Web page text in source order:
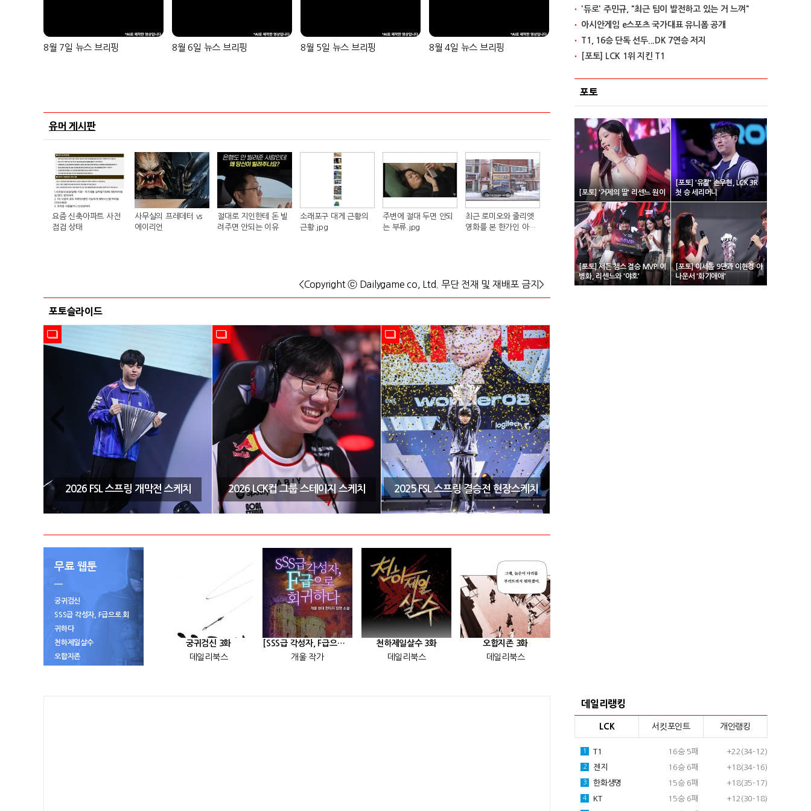
8월 7일 뉴스 브리핑 8월 6일 뉴스 브리핑 8월 5일 뉴스 브리핑 8월 4일 뉴스 브리핑
유머 게시판
요즘 신축아파트 사전
점검 상태
사무실의 프레데터 vs
에이리언
절대로 지인한테 돈 빌
려주면 안되는 이유
소래포구 대게 근황의
근황.jpg
주변에 절대 두면 안되
는 부류.jpg
최근 로미오와 줄리엣
영화를 본 한가인 아들
<Copyright ⓒ Dailygame co, Ltd. 무단 전재 및 재배포 금지>
포토슬라이드
2026 FSL 스프링 개막전 스케치
2026 LCK컵 그룹 스테이지 스케치 2025 FSL 스프링 결승전 현장스케치
무료 웹툰
궁귀검신
SSS급 각성자, F급으로 회
귀하다
천하제일살수
오합지존
궁귀검신 3화
데일리북스
[SSS급 각성자, F급으로 회귀하다] 25화
개울 작가
천하제일살수 3화
데일리북스
오합지존 3화
데일리북스
'듀로' 주민규, "최근 팀이 발전하고 있는 거 느껴"
아시안게임 e스포츠 국가대표 유니폼 공개
T1, 16승 단독 선두...DK 7연승 저지
[포토] LCK 1위 지킨 T1
포토
[포토] '거제의 딸' 리센느 원이
[포토] '유칼' 손우현, LCK 3R
첫 승 세리머니
[포토] 서든 챔스 결승 MVP 이
병화, 리센느와 '야호'
[포토] 이세돌 9단과 이현경 아
나운서 '화기애애'
데일리랭킹
LCK 서킷포인트 개인랭킹
1 T1 16승 5패 +22(34-12)
2 젠지 16승 6패 +18(34-16)
3 한화생명 15승 6패 +18(35-17)
4 KT 15승 6패 +12(30-18)